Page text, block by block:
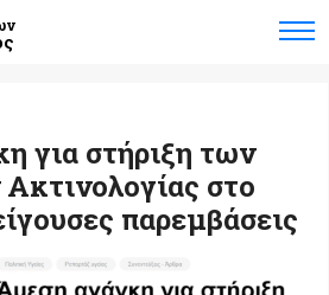
για στήριξη των
στο
παρεμβάσεις